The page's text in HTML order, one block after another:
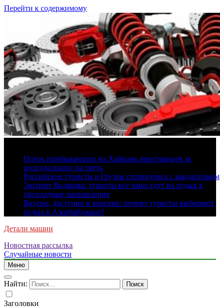
Перейти к содержимому
Поток прибывающих на Хайнань иностранцев за
полгода вырос на треть
Российские туристы в Грузии столкнулись с вандализмом
Эксперт Кодякова: туристы все чаще едут на отдых в
прохладные направления
Вкусно, доступно и красиво: почему туристы выбирают
отдых в Азербайджане?
Детали машин
Новостная рассылка
Случайные новости
Меню
Найти:
Заголовки